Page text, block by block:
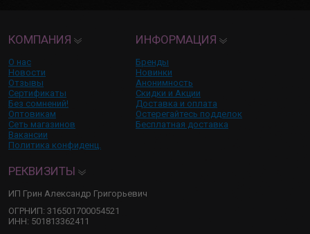
КОМПАНИЯ
О нас
Новости
Отзывы
Сертификаты
Без сомнений!
Оптовикам
Сеть магазинов
Вакансии
Политика конфиденц.
ИНФОРМАЦИЯ
Бренды
Новинки
Анонимность
Скидки и Акции
Доставка и оплата
Остерегайтесь подделок
Бесплатная доставка
РЕКВИЗИТЫ
ИП Грин Александр Григорьевич
ОГРНИП: 316501700054521
ИНН: 501813362411